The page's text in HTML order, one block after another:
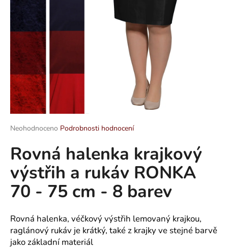
Průměrné
produktu
je
z
5
hvězdiček.
Neohodnoceno Podrobnosti hodnocení
Rovná halenka krajkový
výstřih a rukáv RONKA
70 - 75 cm - 8 barev
Rovná halenka, véčkový výstřih lemovaný krajkou,
raglánový rukáv je krátký, také z krajky ve stejné barvě
jako základní materiál
a
í
t
?
D
o
p
o
u
č
u